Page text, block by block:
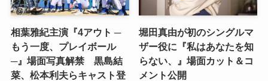
相葉雅紀主演『4アウト ─
もう一度、プレイボール
─』場面写真解禁 黒島結
菜、松本利夫らキャスト登
堀田真由が初のシングルマ
ザー役に『私はあなたを知
らない、』場面カット＆コ
メント公開